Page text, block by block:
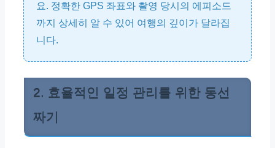
요. 정확한 GPS 좌표와 촬영 당시의 에피소드
까지 상세히 알 수 있어 여행의 깊이가 달라집
니다.
2. 효율적인 일정 관리를 위한 동선
짜기